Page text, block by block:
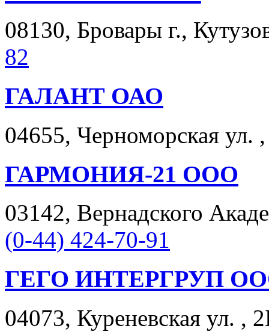
08130, Бровары г.,
82
ГАЛАНТ ОАО
04655, Черноморская ул.
ГАРМОНИЯ-21 ООО
03142, Вернадского
(0-44) 424-70-91
ГЕГО ИНТЕРГРУП
04073, Куреневская ул. ,